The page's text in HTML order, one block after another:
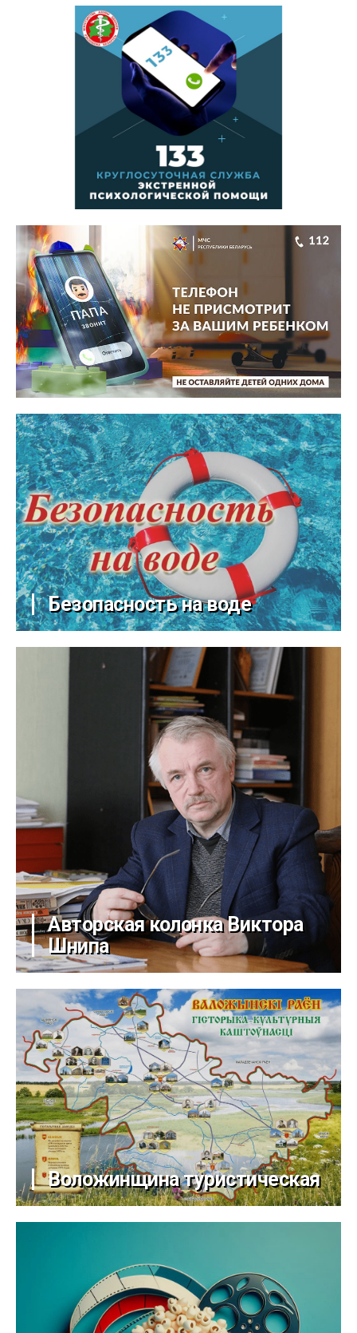
Безопасность на воде
Авторская колонка Виктора
Шнипа
Воложинщина туристическая